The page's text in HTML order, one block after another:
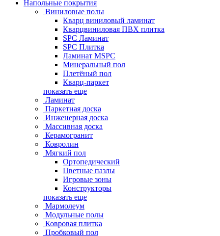
Напольные покрытия
Виниловые полы
Кварц виниловый ламинат
Кварцвиниловая ПВХ плитка
SPC Ламинат
SPC Плитка
Ламинат MSPC
Минеральный пол
Плетёный пол
Кварц-паркет
показать еще
Ламинат
Паркетная доска
Инженерная доска
Массивная доска
Керамогранит
Ковролин
Мягкий пол
Ортопедический
Цветные пазлы
Игровые зоны
Конструкторы
показать еще
Мармолеум
Модульные полы
Ковровая плитка
Пробковый пол